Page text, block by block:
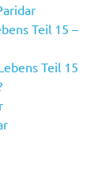
Teil 15 –
Teil 15